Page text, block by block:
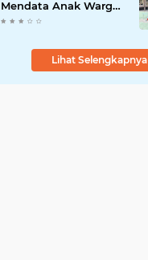
Mendata Anak Warga
Yang Stunting
Lihat Selengkapnya